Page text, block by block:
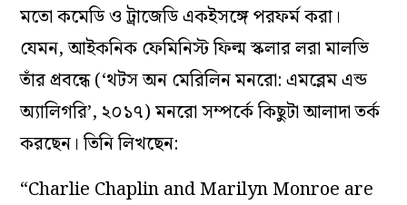
মতো কমেডি ও ট্রাজেডি একইসঙ্গে পরফর্ম করা।
যেমন, আইকনিক ফেমিনিস্ট ফিল্ম স্কলার লরা মালভি
তাঁর প্রবন্ধে (‘থটস অন মেরিলিন মনরো: এমব্লেম এন্ড
অ্যালিগরি’, ২০১৭) মনরো সম্পর্কে কিছুটা আলাদা তর্ক
করছেন। তিনি লিখছেন:
“Charlie Chaplin and Marilyn Monroe are